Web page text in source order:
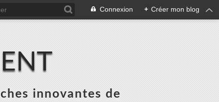
Connexion + Créer mon blog
innovantes de